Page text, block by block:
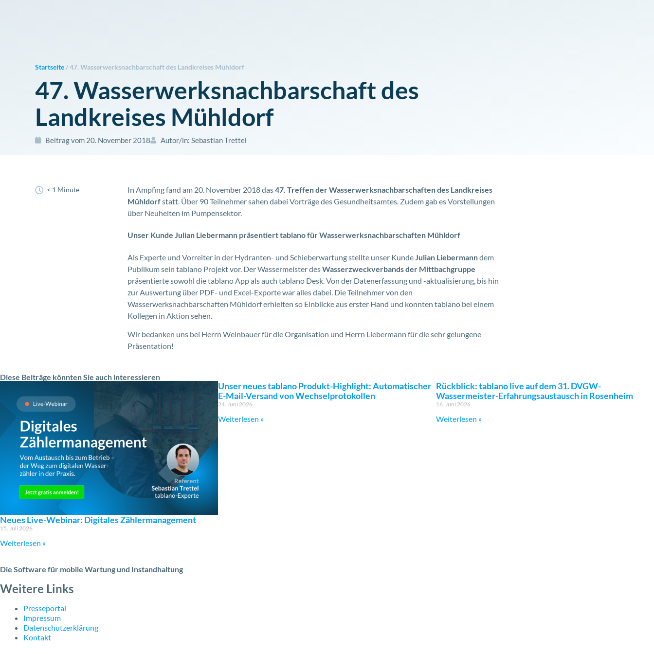
Startseite /47. Wasserwerksnachbarschaft des Landkreises Mühldorf
47. Wasserwerksnachbarschaft des
Landkreises Mühldorf
Beitrag vom 20. November 2018 Autor/in: Sebastian Trettel
< 1 Minute In Ampfing fand am 20. November 2018 das47. Treffen der Wasserwerksnachbarschaften des Landkreises
Mühldorfstatt. Über 90 Teilnehmer sahen dabei Vorträge des Gesundheitsamtes. Zudem gab es Vorstellungen
über Neuheiten im Pumpensektor.
Unser Kunde Julian Liebermann präsentiert tablano für Wasserwerksnachbarschaften Mühldorf
Als Experte und Vorreiter in der Hydranten- und Schieberwartung stellte unser Kunde Julian Liebermanndem
Publikum sein tablano Projekt vor. Der Wassermeister desWasserzweckverbands der Mittbachgruppe
präsentierte sowohl die tablano App als auch tablano Desk. Von der Datenerfassung und -aktualisierung, bis hin
zur Auswertung über PDF- und Excel-Exporte war alles dabei. Die Teilnehmer von den
Wasserwerksnachbarschaften Mühldorf erhielten so Einblicke aus erster Hand und konnten tablano bei einem
Kollegen in Aktion sehen.
Wir bedanken uns bei Herrn Weinbauer für die Organisation und Herrn Liebermann für die sehr gelungene
Präsentation!
Diese Beiträge könnten Sie auch interessieren
Neues Live-Webinar: Digitales Zählermanagement
15. Juli 2026
Weiterlesen »
Unser neues tablano Produkt-Highlight: Automatischer
E-Mail-Versand von Wechselprotokollen
24. Juni 2026
Weiterlesen »
Rückblick: tablano live auf dem 31. DVGW-
Wassermeister-Erfahrungsaustausch in Rosenheim
16. Juni 2026
Weiterlesen »
Die Software für mobile Wartung und Instandhaltung
Weitere Links
Presseportal
Impressum
Datenschutzerklärung
Kontakt